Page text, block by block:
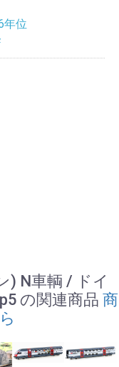
位
) N車輌 / ドイ
の関連商品 商